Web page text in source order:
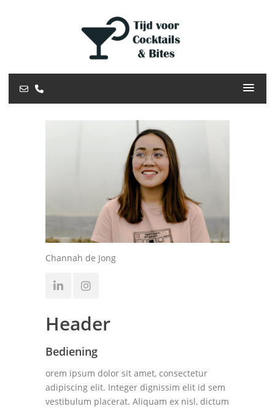
Channah de Jong
Header
Bediening
orem ipsum dolor sit amet, consectetur
adipiscing elit. Integer dignissim elit id sem
vestibulum placerat. Aliquam ex nisl, dictum